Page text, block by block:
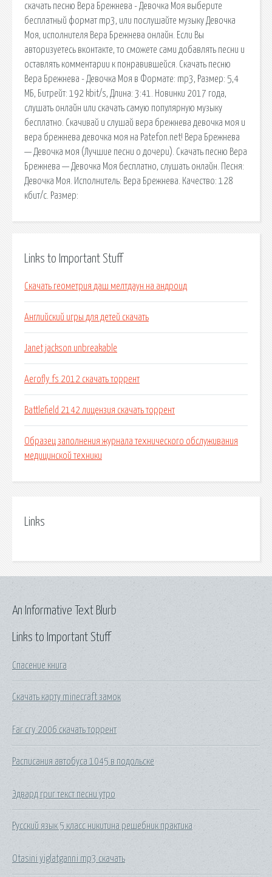
скачать песню Вера Брежнева - Девочка Моя выберите
бесплатный формат mp3, или послушайте музыку Девочка
Моя, исполнителя Вера Брежнева онлайн. Если Вы
авторизуетесь вконтакте, то сможете сами добавлять песни и
оставлять комментарии к понравившейся. Скачать песню
Вера Брежнева - Девочка Моя в Формате: mp3, Размер: 5,4
MБ, Битрейт: 192 kbit/s, Длина: 3:41. Новинки 2017 года,
слушать онлайн или скачать самую популярную музыку
бесплатно. Скачивай и слушай вера брежнева девочка моя и
вера брежнева девочка моя на Patefon.net! Вера Брежнева
— Девочка моя (Лучшие песни о дочери). Скачать песню Вера
Брежнева — Девочка Моя бесплатно, слушать онлайн. Песня:
Девочка Моя. Исполнитель: Вера Брежнева. Качество: 128
кбит/с. Размер:
Links to Important Stuff
Скачать геометрия даш мелтдаун на андроид
Английский игры для детей скачать
Janet jackson unbreakable
Aerofly fs 2012 скачать торрент
Battlefield 2142 лицензия скачать торрент
Образец заполнения журнала технического обслуживания
медицинской техники
Links
Links to Important Stuff
Спасение книга
Скачать карту minecraft замок
Far cry 2006 скачать торрент
Расписания автобуса 1045 в подольске
Эдвард григ текст песни утро
Русский язык 5 класс никитина решебник практика
Otasini yiglatganni mp3 скачать
An Informative Text Blurb